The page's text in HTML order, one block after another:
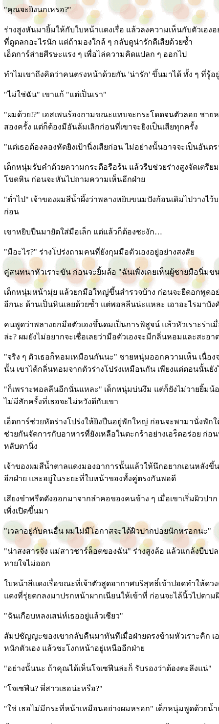
"คุณจะยิงนกเหรอ?"
ร่างสูงหันมายิ้มให้กับใบหน้าแดงเรื่อ แล้วลงความเห็นกับตัวเอง
ที่ดูตลกอะไรนัก แต่ถ้ามองใกล้ ๆ กลับดูน่ารักดีเสียด้วยซ้ำ
เอ็ดการ์ส่ายศีรษะแรง ๆ เพื่อไล่ความคิดแปลก ๆ ออกไป
ทำไมเขาถึงคิดว่าคนตรงหน้าด้วยกัน 'น่ารัก' ขึ้นมาได้ ทั้ง ๆ ที่รู้
"ไม่ใช่ฉัน" เขาแก้ "แต่เป็นเรา"
"ผมด้วย!?" เอสเพนร้องถามขณะแทบจะกระโดดจนตัวลอย ชาย
สองครั้ง แต่ก็ต้องมีอันล้มเลิกก่อนที่เขาจะยิงเป็นเสียทุกครั้ง
"แต่เธอต้องลองหัดยิงเป้านิ่งเสียก่อน ไม่อย่างนั้นอาจจะเป็นอัน
เด็กหนุ่มรับคำด้วยความกระตือรือร้น แล้วรีบช่วยร่างสูงจัดเตรี
โขดหิน ก่อนจะหันไปถามความเห็นอีกฝ่าย
"ต่ำไป" เจ้าของผมสีน้ำผึ้งว่าพลางหยิบขนมปังก้อนเดิมไปวางไว้
ก่อน
เขาหยิบปืนมายัดใส่มือเล็ก แต่แล้วก็ต้องชะงัก…
"มีอะไร?" ร่างโปร่งถามคนที่ยังกุมมือตัวเองอยู่อย่างสงสัย
คู่สนทนาหัวเราะขัน ก่อนจะยิ้มล้อ "ฉันเพิ่งเคยเห็นผู้ชายมือนิ่มข
เด็กหนุ่มหน้ามุ่ย แล้วยกมือใหญ่ขึ้นสำรวจบ้าง ก่อนจะยืดอกพูด
อีกนะ ด้านเป็นหินเลยด้วยซ้ำ แต่พอลลีนน่ะแหละ เอาอะไรมาบั
คนพูดว่าพลางยกมือตัวเองขึ้นดมเป็นการพิสูจน์ แล้วหัวเราะร่าเ
ล่ะ? ผมยังไม่อยากจะเชื่อเลยว่ามือตัวเองจะมีกลิ่นหอมและสะอ
"จริง ๆ ตัวเธอก็หอมเหมือนกันนะ" ชายหนุ่มออกความเห็น เนื่อ
นั้น เขาได้กลิ่นหอมจากตัวร่างโปร่งเหมือนกัน เพียงแต่ตอนนั้นยั
"ก็เพราะพอลลีนอีกนั่นแหละ" เด็กหนุ่มบ่นงึม แต่ก็ยังไม่วายยิ้มน้
ไม่มีสักครั้งที่เธอจะไม่หวังดีกับเขา
เอ็ดการ์ช่วยหัดร่างโปร่งให้ยิงปืนอยู่พักใหญ่ ก่อนจะพามานั่งพัก
ช่วยกันจัดการกับอาหารที่ยังเหลือในตะกร้าอย่างเอร็ดอร่อย ก่
หลับตานิ่ง
เจ้าของผมสีน้ำตาลแดงมองอาการนั้นแล้วให้นึกอยากเอนหลัง
อีกฝ่าย และอยู่ในระยะที่ใบหน้าของทั้งคู่ตรงกันพอดี
เสียงขำพรืดดังออกมาจากลำคอของคนข้าง ๆ เมื่อเขาเริ่มผิวป
เพิ่งเปิดขึ้นมา
"เวลาอยู่กับคนอื่น ผมไม่มีโอกาสจะได้ผิวปากบ่อยนักหรอกนะ"
"น่าสงสารจัง แม่สาวชาร์ล็อตของฉัน" ร่างสูงล้อ แล้วแกล้งบีบป
หายใจไม่ออก
ใบหน้าสีแดงเรื่อขณะที่เจ้าตัวสูดอากาศบริสุทธิ์เข้าปอดทำให้ดว
แดงที่รุ่ยตกลงมาปรกหน้าผากเนียนให้เข้าที่ ก่อนจะไล้นิ้วไปตาม
"ฉันเกือบหลงเสน่ห์เธออยู่แล้วเชียว"
สัมปชัญญะของเขากลับคืนมาทันทีเมื่อฝ่ายตรงข้ามหัวเราะคิก
หนักตัวเอง แล้วชะโงกหน้าอยู่เหนืออีกฝ่าย
"อย่างนั้นนะ ถ้าคุณได้เห็นโจเซฟีนล่ะก็ รับรองว่าต้องตะลึงแน่"
"โจเซฟีน? พี่สาวเธอน่ะหรือ?"
"ใช่ เธอไม่มีกระที่หน้าเหมือนอย่างผมหรอก" เด็กหนุ่มพูดด้วยน้